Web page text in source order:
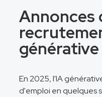
Annonces
En 2025, l'IA
d'emploi en quelques